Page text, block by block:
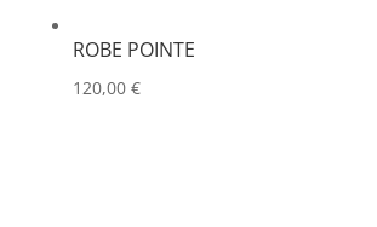
ROBE POINTE
120,00 €